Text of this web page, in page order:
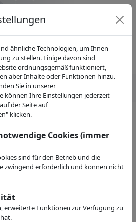
ausblenden
ähnliche Technologien, um Ihnen
zu stellen. Einige davon sind
ordnungsgemäß funktioniert,
aber Inhalte oder Funktionen hinzu.
Sie in unserer
können Ihre Einstellungen jederzeit
der Seite auf
klicken.
Cookies (immer
sind für den Betrieb und die
zwingend erforderlich und können nicht
erweiterte Funktionen zur Verfügung zu